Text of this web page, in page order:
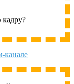
кадру?
канале